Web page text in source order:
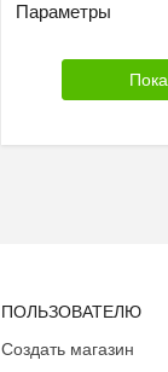
Параметры
ПОЛЬЗОВАТЕЛЮ
Создать магазин